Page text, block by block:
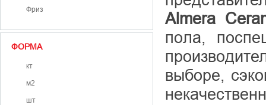
Фриз
ФОРМА
кт
м2
шт
Almera
пола,
выборе,